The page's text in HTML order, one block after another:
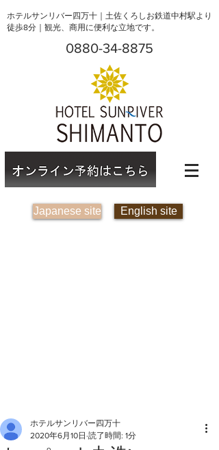
ホテルサンリバー四万十｜土佐くろしお鉄道中村駅より
徒歩8分｜観光、商用に便利な立地です。
0880-34-8875
Japanese site English site
ホテルサンリバー四万十
2020年6月10日 読了時間: 1分